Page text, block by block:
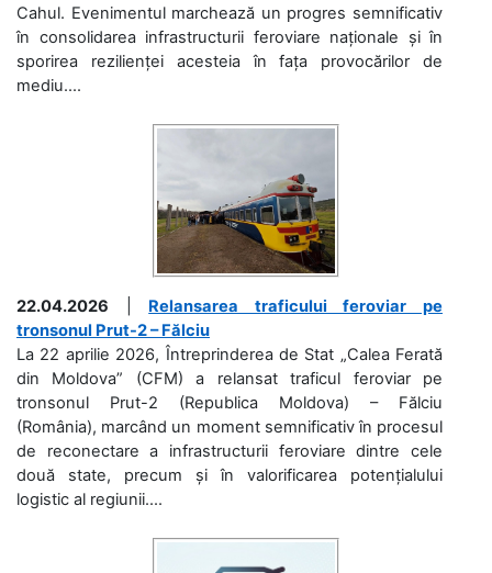
Cahul. Evenimentul marchează un progres semnificativ
în consolidarea infrastructurii feroviare naționale și în
sporirea rezilienței acesteia în fața provocărilor de
mediu....
22.04.2026
Relansarea traficului feroviar pe
tronsonul Prut-2 – Fălciu
La 22 aprilie 2026, Întreprinderea de Stat „Calea Ferată
din Moldova” (CFM) a relansat traficul feroviar pe
tronsonul Prut-2 (Republica Moldova) – Fălciu
(România), marcând un moment semnificativ în procesul
de reconectare a infrastructurii feroviare dintre cele
două state, precum și în valorificarea potențialului
logistic al regiunii....